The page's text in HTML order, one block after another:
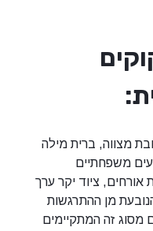
מצווה, ברית מילה
משפחתיים
ציוד יקר ערך
מן ההתרגשות
מסוג זה המתקיימים